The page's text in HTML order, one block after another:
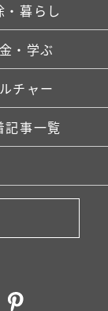
・暮らし
・学ぶ
チャー
記事一覧